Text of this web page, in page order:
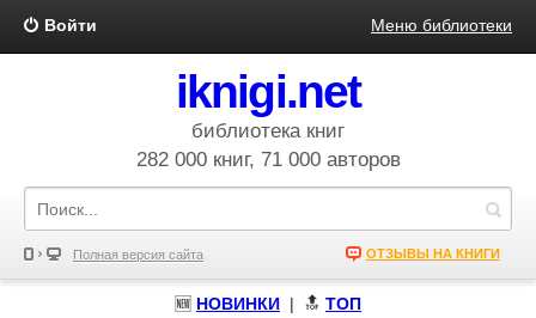
Войти Меню библиотеки
iknigi.net
библиотека книг
282 000 книг, 71 000 авторов
Полная версия сайта ОТЗЫВЫ НА КНИГИ
🆕 НОВИНКИ | 🔝 ТОП